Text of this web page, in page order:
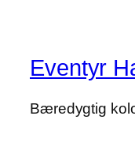
Eventyr
Bæredygtig